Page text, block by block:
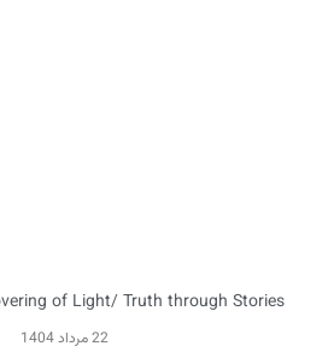
of Light/ Truth through Stories
22 مرداد 1404